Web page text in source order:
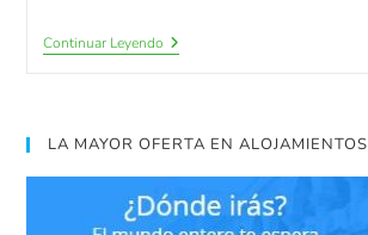
Continuar Leyendo
LA MAYOR OFERTA EN ALOJAMIENTOS